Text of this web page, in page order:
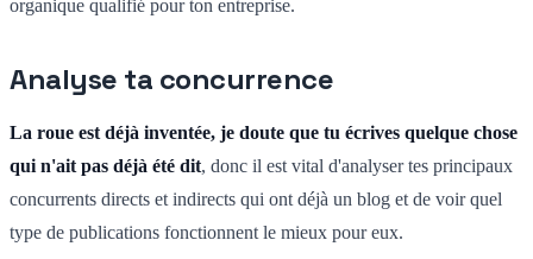
organique qualifié pour ton entreprise.
Analyse ta concurrence
La roue est déjà inventée, je doute que tu écrives quelque chose
qui n'ait pas déjà été dit, donc il est vital d'analyser tes principaux
concurrents directs et indirects qui ont déjà un blog et de voir quel
type de publications fonctionnent le mieux pour eux.